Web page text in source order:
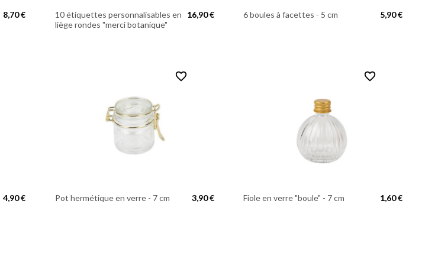
8,70 €
10 étiquettes personnalisables en
liège rondes "merci botanique"
16,90 € 6 boules à facettes - 5 cm 5,90 €
4,90 €
favorite_border
Pot hermétique en verre - 7 cm 3,90 €
favorite_border
Fiole en verre "boule" - 7 cm 1,60 €